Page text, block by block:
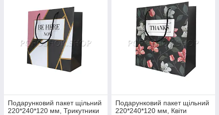
Подарунковий пакет щільний
220*240*120 мм, Трикутники
Подарунковий пакет щільний
220*240*120 мм, Квіти